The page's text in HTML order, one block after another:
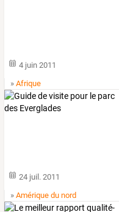
4 juin 2011
»Afrique
24 juil. 2011
»Amérique du nord